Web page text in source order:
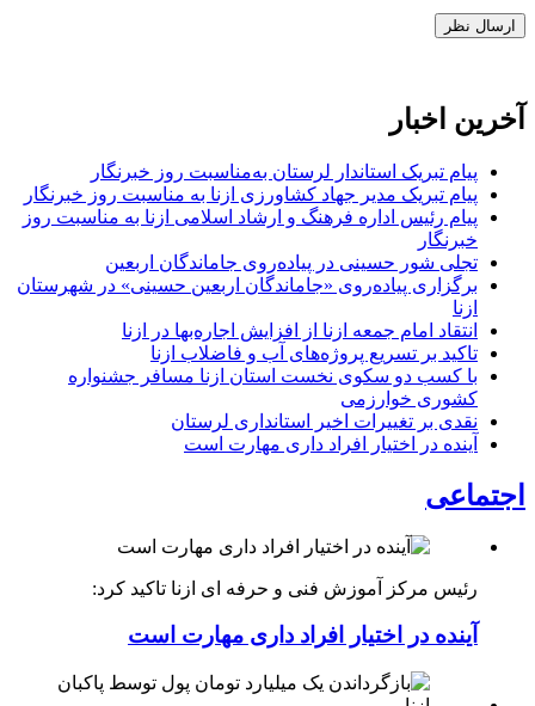
آخرین اخبار
پیام تبریک استاندار لرستان به‌مناسبت روز خبرنگار
پیام تبریک مدیر جهاد کشاورزی ازنا به مناسبت روز خبرنگار
پیام رئیس اداره فرهنگ و ارشاد اسلامی ازنا به مناسبت روز
خبرنگار
تجلی شور حسینی در پیاده‌روی جاماندگان اربعین
برگزاری پیاده‌روی «جاماندگان اربعین حسینی» در شهرستان
ازنا
انتقاد امام جمعه ازنا از افزایش اجاره‌بها در ازنا
تاکید بر تسریع پروژه‌های آب و فاضلاب ازنا
با کسب دو سکوی نخست استان ازنا مسافر جشنواره
کشوری خوارزمی
نقدی بر تغییرات اخیر استانداری لرستان
آینده در اختیار افراد داری مهارت است
اجتماعی
رئیس مرکز آموزش فنی و حرفه ای ازنا تاکید کرد:
آینده در اختیار افراد داری مهارت است